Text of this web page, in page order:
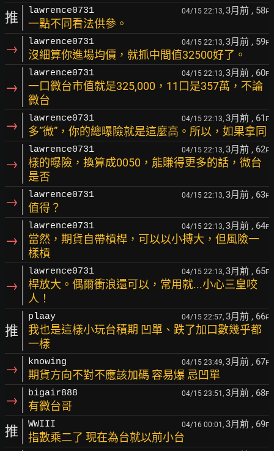
推 lawrence0731 04/15 22:13, 3月前 , 58F
一點不同看法供參。
→ lawrence0731 04/15 22:13, 3月前 , 59F
沒細算你進場均價，就抓中間值32500好了。
→
lawrence0731 04/15 22:13, 3月前 , 60F
一口微台市值就是325,000，11口是357萬，不論
微台
→ lawrence0731 04/15 22:13, 3月前 , 61 F
多”微”，你的總曝險就是這麼高。所以，如果拿同
→
lawrence0731 04/15 22:13, 3月前 , 62F
樣的曝險，換算成0050，能賺得更多的話，微台
是否
→ lawrence0731 04/15 22:13, 3月前 , 63F
值得？
→
lawrence0731 04/15 22:13, 3月前 , 64F
當然，期貨自帶槓桿，可以以小搏大，但風險一
樣槓
→
lawrence0731 04/15 22:13, 3月前 , 65F
桿放大。偶爾衝浪還可以，常用就...小心三皇咬
人！
推
plaay 04/15 22:57, 3月前 , 66F
我也是這樣小玩台積期 凹單、跌了加口數幾乎都
一樣
→ knowing 04/15 23:49, 3月前 , 67F
期貨方向不對不應該加碼 容易爆 忌凹單
→ bigair888 04/15 23:51, 3月前 , 68F
有微台哥
推 WWIII 04/16 00:01, 3月前 , 69F
指數乘二了 現在為台就以前小台